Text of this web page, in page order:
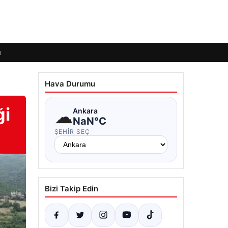
Hava Durumu
☁Ankara
NaN°C
ŞEHIR SEÇ
Bizi Takip Edin